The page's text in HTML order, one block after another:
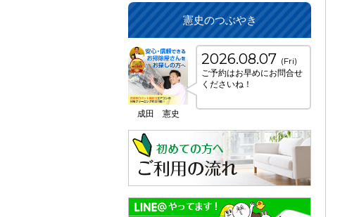
憲史のつぶやき
成田 憲史
2026.08.07 (Fri)
ご予約はお早めにお問合せ
くださいね！